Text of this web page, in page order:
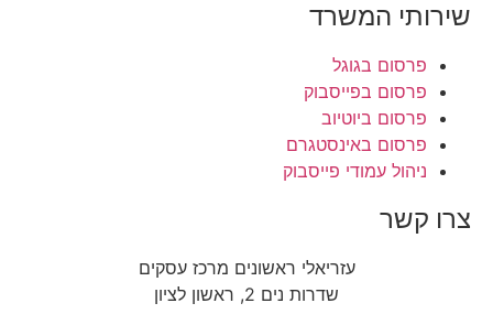
שירותי המשרד
פרסום בגוגל
פרסום בפייסבוק
פרסום ביוטיוב
פרסום באינסטגרם
ניהול עמודי פייסבוק
צרו קשר
עזריאלי ראשונים מרכז עסקים
שדרות נים 2, ראשון לציון